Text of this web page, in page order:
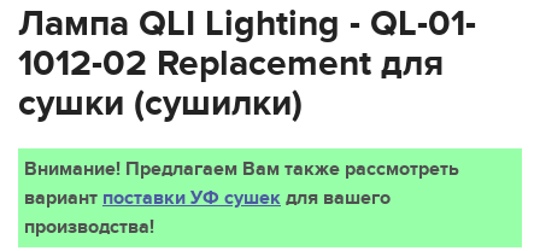
Лампа QLI Lighting - QL-01-
1012-02 Replacement для
сушки (сушилки)
Внимание! Предлагаем Вам также рассмотреть
вариант поставки УФ сушек для вашего
производства!